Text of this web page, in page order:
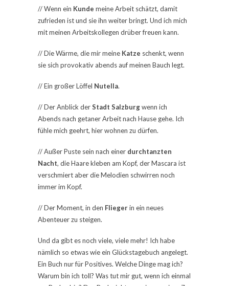
// Wenn ein Kunde meine Arbeit schätzt, damit
zufrieden ist und sie ihn weiter bringt. Und ich mich
mit meinen Arbeitskollegen drüber freuen kann.
// Die Wärme, die mir meine Katze schenkt, wenn
sie sich provokativ abends auf meinen Bauch legt.
// Ein großer Löffel Nutella.
// Der Anblick derStadt Salzburgwenn ich
Abends nach getaner Arbeit nach Hause gehe. Ich
fühle mich geehrt, hier wohnen zu dürfen.
// Außer Puste sein nach einer durchtanzten
Nacht, die Haare kleben am Kopf, der Mascara ist
verschmiert aber die Melodien schwirren noch
immer im Kopf.
// Der Moment, in den Fliegerin ein neues
Abenteuer zu steigen.
Und da gibt es noch viele, viele mehr! Ich habe
nämlich so etwas wie ein Glückstagebuch angelegt.
Ein Buch nur für Positives. Welche Dinge mag ich?
Warum bin ich toll? Was tut mir gut, wenn ich einmal